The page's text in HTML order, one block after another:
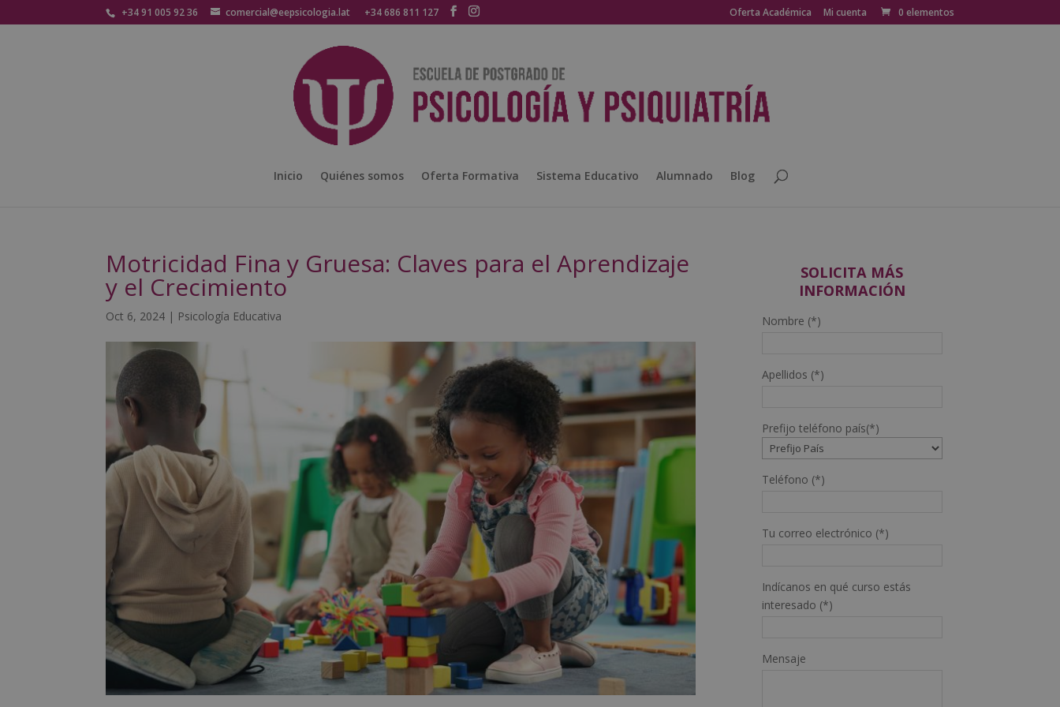
+34 91 005 92 36 comercial@eepsicologia.lat +34 686 811 127 Oferta Académica Mi cuenta 0 elementos
Inicio Quiénes somos Oferta Formativa Sistema Educativo Alumnado Blog
Motricidad Fina y Gruesa: Claves para el Aprendizaje
y el Crecimiento
Oct 6, 2024 | Psicología Educativa
SOLICITA MÁS
INFORMACIÓN
Nombre (*)
Apellidos (*)
Prefijo teléfono país(*)
Teléfono (*)
Tu correo electrónico (*)
Indícanos en qué curso estás
interesado (*)
Mensaje